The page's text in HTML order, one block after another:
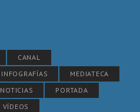
CANAL
INFOGRAFÍAS
MEDIATECA
NOTICIAS
PORTADA
VÍDEOS